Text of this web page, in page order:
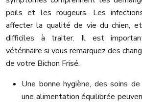
poils et les rougeurs. Les
affecter la qualité de vie du chien,
difficiles à traiter. Il est
vétérinaire si vous remarquez des
de votre Bichon Frisé.
Une bonne hygiène, des soins
une alimentation équilibrée